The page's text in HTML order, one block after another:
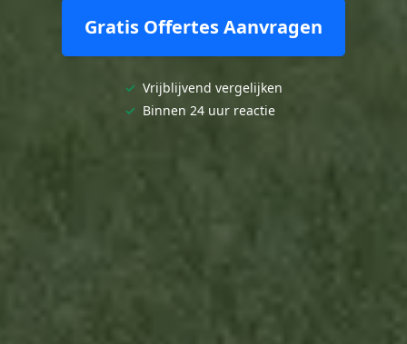
Gratis Offertes Aanvragen
✓ Vrijblijvend vergelijken
✓ Binnen 24 uur reactie